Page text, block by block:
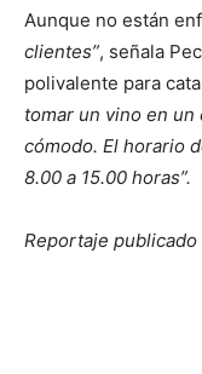
Aunque no están
clientes”, señala
polivalente para
tomar un vino en
cómodo. El horario
8.00 a 15.00 horas”.
Reportaje publicado